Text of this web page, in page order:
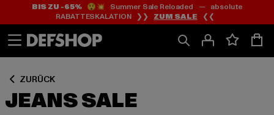
Zum
Inhalt
springen
Zum
Fußzeile
springen
BIS ZU -65%😲💥 Summer Sale Reloaded — absolute
RABATTESKALATION ❯❯ ZUM SALE ❮❮
ZURÜCK
JEANS SALE
Zum
Produktraster
springen